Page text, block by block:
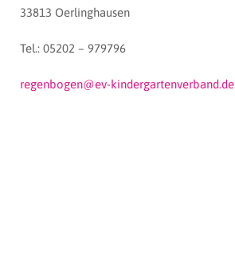
33813 Oerlinghausen
Tel.: 05202 – 979796
regenbogen@ev-kindergartenverband.de